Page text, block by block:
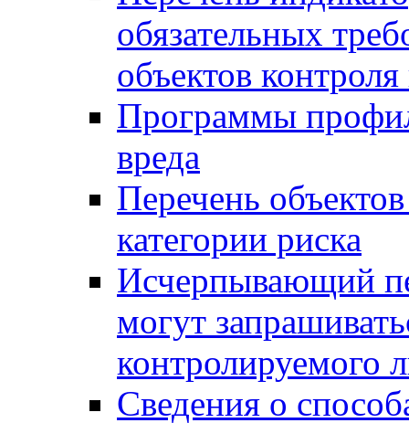
обязательных
объектов
Программы
вреда
Перечень
категории риска
Исчерпывающий
могут
контролируемого
Сведения о